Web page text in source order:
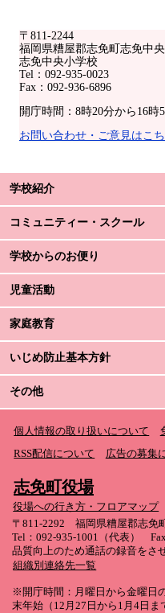
〒811-2244
福岡県糟屋郡志免町志免中
志免中央小学校
Tel：092-935-0023
Fax：092-936-6896
開庁時間：8時20分から16時
お問い合わせ・ご意見はこ
学校紹介
コミュニティー・スクール
学校からのお便り
児童活動
家庭教育
いじめ防止基本方針
その他
個人情報の取り扱いについて
RSS配信について
広告の募集
志免町役場
役場への行き方・フロアマップ
〒811-2292 福岡県糟屋郡志免
Tel：092-935-1001（代表）
品質向上のため通話の録音をさ
組織別連絡先一覧
※開庁時間：月曜日から金曜日
末年始（12月27日から1月4日ま